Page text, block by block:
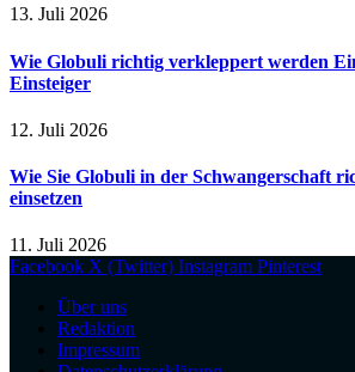
13. Juli 2026
Wie Globuli richtig verkleppert werden
Einsteiger
12. Juli 2026
Wie Sie Globuli in der Schwangerschaft
einsetzen
11. Juli 2026
Facebook X (Twitter) Instagram Pinterest
Über uns
Redaktion
Impressum